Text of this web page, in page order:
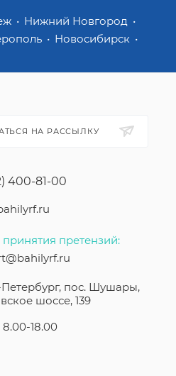
Нижний Новгород
Новосибирск
НА РАССЫЛКУ
400-81-00
претензий:
пос. Шушары,
шоссе, 139
18.00